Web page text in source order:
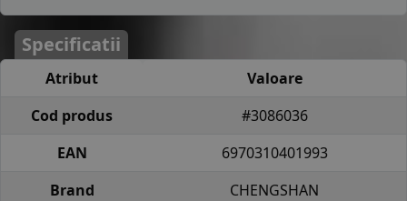
Specificatii
Atribut
Valoare
Cod produs
#3086036
EAN
6970310401993
Brand
CHENGSHAN